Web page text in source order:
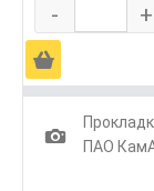
- +
Ä
1
ПАО